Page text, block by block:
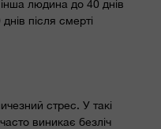
людина до 40 днів
після смерті
стрес. У такі
виникає безліч